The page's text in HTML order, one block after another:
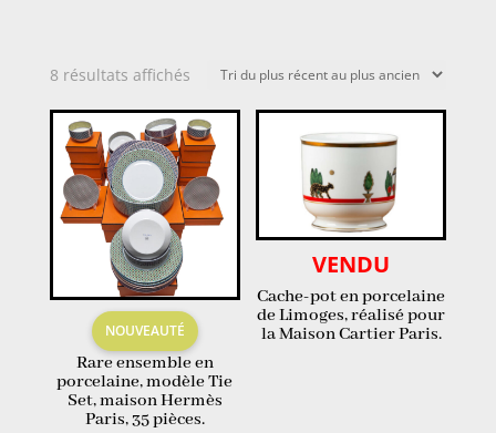
8 résultats affichésTrié
plus
récent
au
plus
NOUVEAUTÉ
Rare ensemble en
porcelaine, modèle Tie
Set, maison Hermès
Paris, 35 pièces.
VENDU
Cache-pot en porcelaine
de Limoges, réalisé pour
la Maison Cartier Paris.